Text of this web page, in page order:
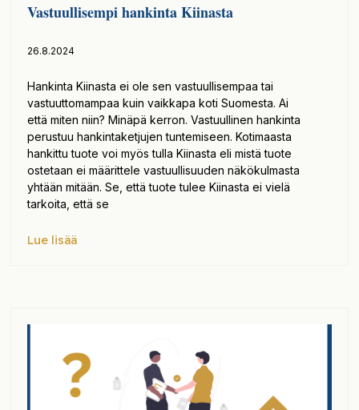
Vastuullisempi hankinta Kiinasta
26.8.2024
Hankinta Kiinasta ei ole sen vastuullisempaa tai
vastuuttomampaa kuin vaikkapa koti Suomesta. Ai
että miten niin? Minäpä kerron. Vastuullinen hankinta
perustuu hankintaketjujen tuntemiseen. Kotimaasta
hankittu tuote voi myös tulla Kiinasta eli mistä tuote
ostetaan ei määrittele vastuullisuuden näkökulmasta
yhtään mitään. Se, että tuote tulee Kiinasta ei vielä
tarkoita, että se
Lue lisää